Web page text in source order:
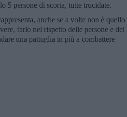
5 persone di scorta, tutte trucidate.
anche se a volte non è quello
farlo nel rispetto delle persone e dei
una pattuglia in più a combattere